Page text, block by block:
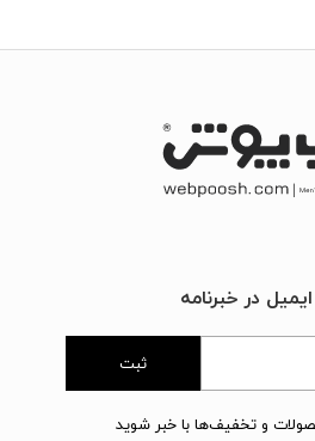
در خبرنامه
ثبت
و تخفیف‌ها با خبر شوید